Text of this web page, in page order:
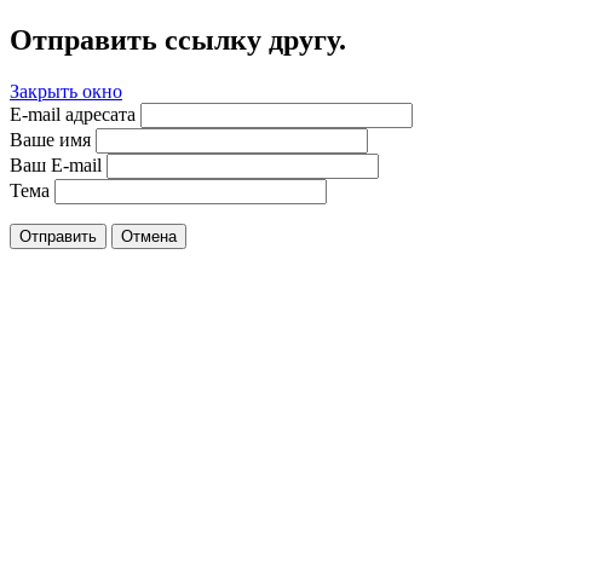
Отправить ссылку другу.
Закрыть окно
E-mail адресата
Ваше имя
Ваш E-mail
Тема
Отправить Отмена